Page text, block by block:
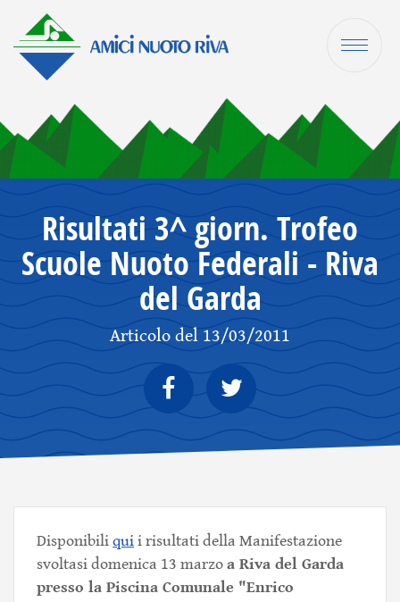
Risultati 3^ giorn. Trofeo
Scuole Nuoto Federali - Riva
del Garda
Articolo del 13/03/2011
Disponibiliquii risultati della Manifestazione
svoltasi domenica 13 marzoa Riva del Garda
presso la Piscina Comunale "Enrico